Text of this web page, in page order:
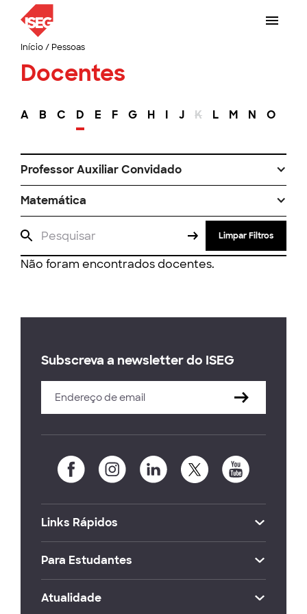
Início/ Pessoas
Docentes
A B C D E F G H I J K L M N O
Professor Auxiliar Convidado
Matemática
Limpar Filtros
Não foram encontrados docentes.
Subscreva a newsletter do ISEG
Links Rápidos
Para Estudantes
Atualidade